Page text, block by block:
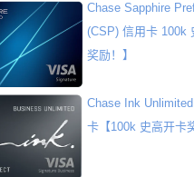
Chase Sapphire
(CSP) 信用卡 100k
奖励！】
Chase Ink
卡【100k 史高开卡